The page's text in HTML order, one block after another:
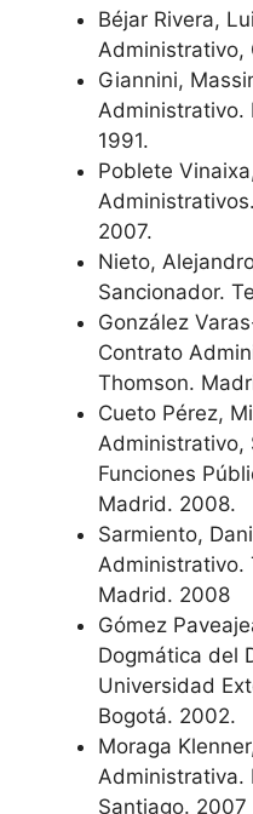
Béjar Rivera,
Administrativo,
Giannini,
Administrativo.
1991.
Poblete
2007.
Nieto,
Sancionador.
González
Contrato
Thomson.
Cueto Pérez,
Administrativo,
Funciones
Madrid. 2008.
Sarmiento,
Administrativo.
Madrid. 2008
Gómez
Dogmática del
Universidad
Bogotá. 2002.
Moraga
Administrativa.
Santiago. 2007